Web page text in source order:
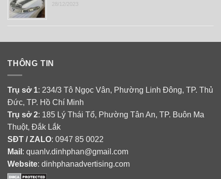
28/12/2023
THÔNG TIN
Trụ sở 1: 234/3 Tô Ngọc Vân, Phường Linh Đông, TP. Thủ
Đức, TP. Hồ Chí Minh
Trụ sở 2: 185 Lý Thái Tổ, Phường Tân An, TP. Buôn Ma
Thuột, Đắk Lắk
SĐT / ZALO: 0947 85 0022
Mail : quanlv.dinhphan@gmail.com
Website: dinhphanadvertising.com